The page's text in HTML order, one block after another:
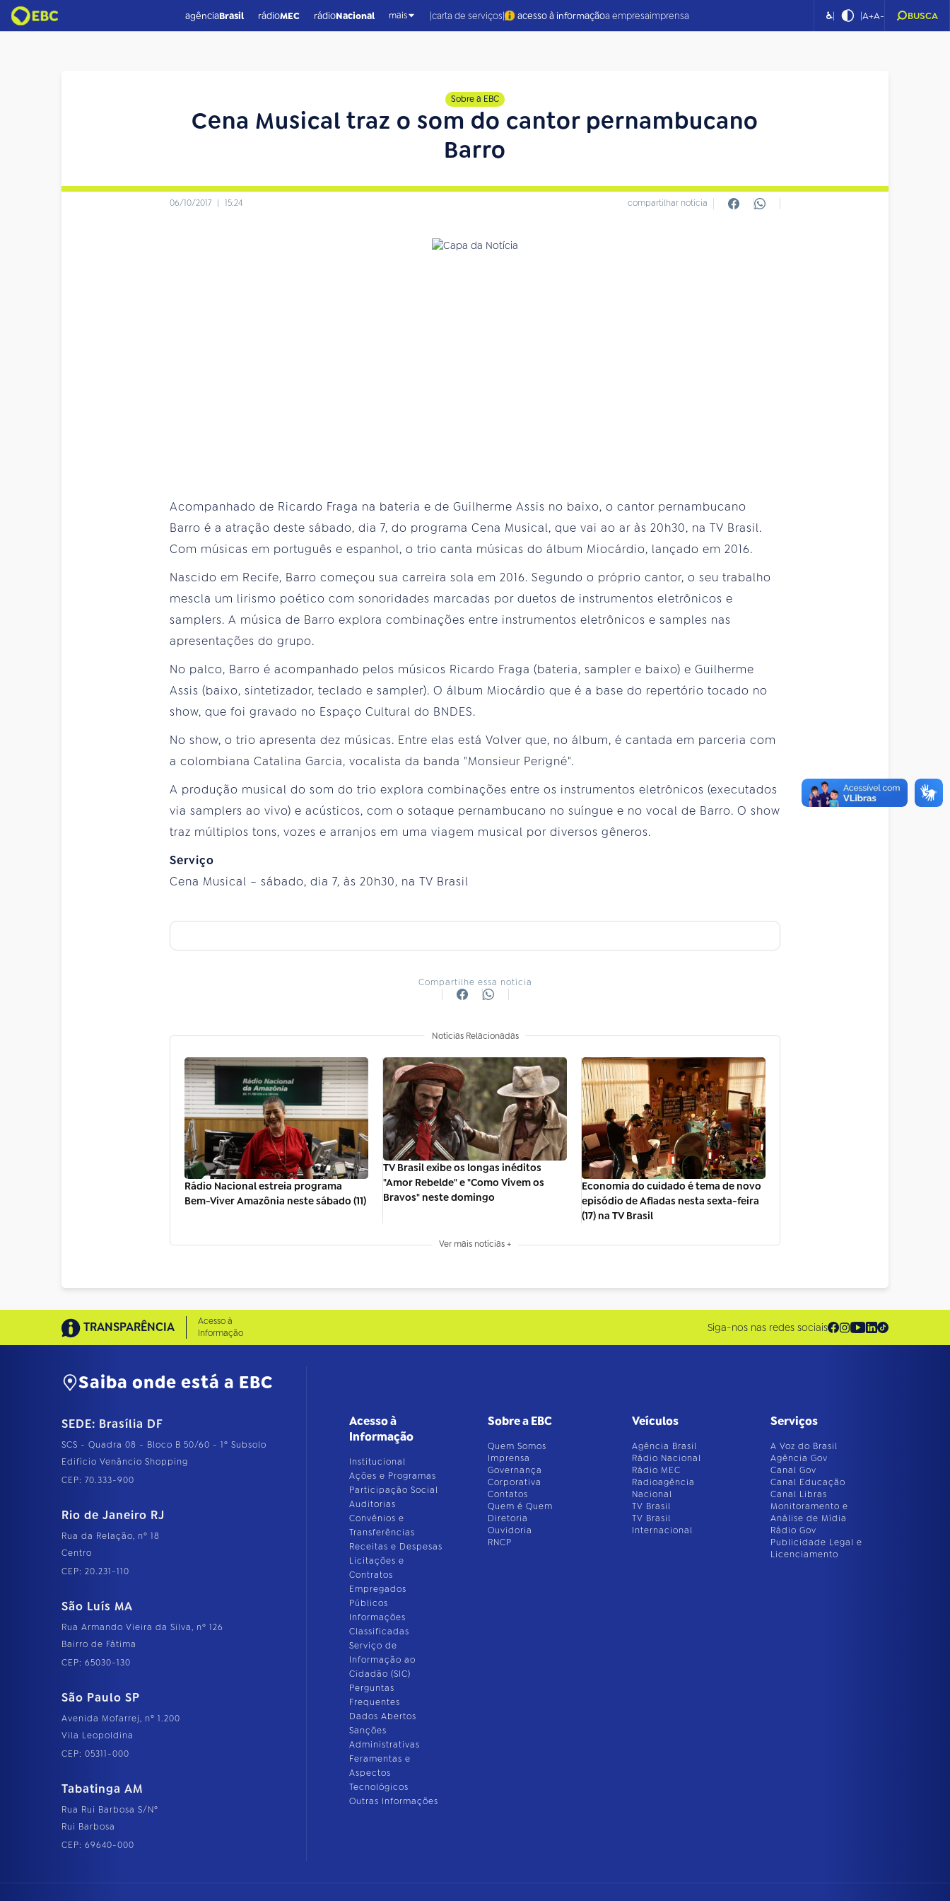
agênciaBrasil rádioMEC rádioNacional mais |carta de serviços| acesso à informaçãoa empresaimprensa ♿| |A+A- BUSCA
Sobre a EBC
Cena Musical traz o som do cantor pernambucano
Barro
06/10/2017 | 15:24 compartilhar notícia
Acompanhado de Ricardo Fraga na bateria e de Guilherme Assis no baixo, o cantor pernambucano
Barro é a atração deste sábado, dia 7, do programa Cena Musical, que vai ao ar às 20h30, na TV Brasil.
Com músicas em português e espanhol, o trio canta músicas do álbum Miocárdio, lançado em 2016.
Nascido em Recife, Barro começou sua carreira sola em 2016. Segundo o próprio cantor, o seu trabalho
mescla um lirismo poético com sonoridades marcadas por duetos de instrumentos eletrônicos e
samplers. A música de Barro explora combinações entre instrumentos eletrônicos e samples nas
apresentações do grupo.
No palco, Barro é acompanhado pelos músicos Ricardo Fraga (bateria, sampler e baixo) e Guilherme
Assis (baixo, sintetizador, teclado e sampler). O álbum Miocárdio que é a base do repertório tocado no
show, que foi gravado no Espaço Cultural do BNDES.
No show, o trio apresenta dez músicas. Entre elas está Volver que, no álbum, é cantada em parceria com
a colombiana Catalina Garcia, vocalista da banda "Monsieur Perigné".
A produção musical do som do trio explora combinações entre os instrumentos eletrônicos (executados
via samplers ao vivo) e acústicos, com o sotaque pernambucano no suíngue e no vocal de Barro. O show
traz múltiplos tons, vozes e arranjos em uma viagem musical por diversos gêneros.
Serviço
Cena Musical – sábado, dia 7, às 20h30, na TV Brasil
Compartilhe essa notícia
Notícias Relacionadas
Rádio Nacional estreia programa
Bem-Viver Amazônia neste sábado (11)
TV Brasil exibe os longas inéditos
"Amor Rebelde" e "Como Vivem os
Bravos" neste domingo
Economia do cuidado é tema de novo
episódio de Afiadas nesta sexta-feira
(17) na TV Brasil
Ver mais notícias +
TRANSPARÊNCIA
Acesso à
Informação
Siga-nos nas redes sociais
Saiba onde está a EBC
SEDE: Brasília DF
SCS - Quadra 08 - Bloco B 50/60 - 1º Subsolo
Edifício Venâncio Shopping
CEP: 70.333-900
Rio de Janeiro RJ
Rua da Relação, nº 18
Centro
CEP: 20.231-110
São Luís MA
Rua Armando Vieira da Silva, nº 126
Bairro de Fátima
CEP: 65030-130
São Paulo SP
Avenida Mofarrej, nº 1.200
Vila Leopoldina
CEP: 05311-000
Tabatinga AM
Rua Rui Barbosa S/Nº
Rui Barbosa
CEP: 69640-000
Acesso à
Informação
Institucional
Ações e Programas
Participação Social
Auditorias
Convênios e
Transferências
Receitas e Despesas
Licitações e
Contratos
Empregados
Públicos
Informações
Classificadas
Serviço de
Informação ao
Cidadão (SIC)
Perguntas
Frequentes
Dados Abertos
Sanções
Administrativas
Feramentas e
Aspectos
Tecnológicos
Outras Informações
Sobre a EBC
Quem Somos
Imprensa
Governança
Corporativa
Contatos
Quem é Quem
Diretoria
Ouvidoria
RNCP
Veículos
Agência Brasil
Rádio Nacional
Rádio MEC
Radioagência
Nacional
TV Brasil
TV Brasil
Internacional
Serviços
A Voz do Brasil
Agência Gov
Canal Gov
Canal Educação
Canal Libras
Monitoramento e
Análise de Mídia
Rádio Gov
Publicidade Legal e
Licenciamento